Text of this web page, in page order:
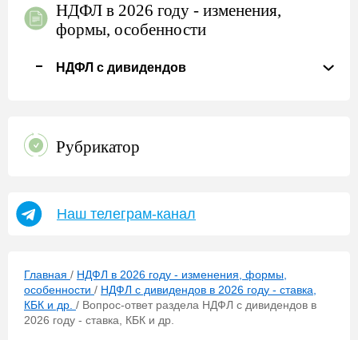
НДФЛ в 2026 году - изменения,
формы, особенности
НДФЛ с дивидендов
Рубрикатор
Наш телеграм-канал
Главная / НДФЛ в 2026 году - изменения, формы,
особенности / НДФЛ с дивидендов в 2026 году - ставка,
КБК и др. / Вопрос-ответ раздела НДФЛ с дивидендов в
2026 году - ставка, КБК и др.